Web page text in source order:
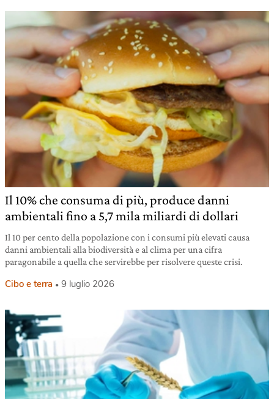
Il 10% che consuma di più, produce danni
ambientali fino a 5,7 mila miliardi di dollari
Il 10 per cento della popolazione con i consumi più elevati causa
danni ambientali alla biodiversità e al clima per una cifra
paragonabile a quella che servirebbe per risolvere queste crisi.
Cibo e terra 9 luglio 2026